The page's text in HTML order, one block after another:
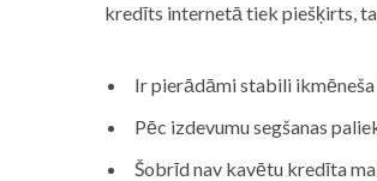
kredīts internetā tiek piešķirts,
Ir pierādāmi stabili
Pēc izdevumu segšanas
Šobrīd nav kavētu kredīta